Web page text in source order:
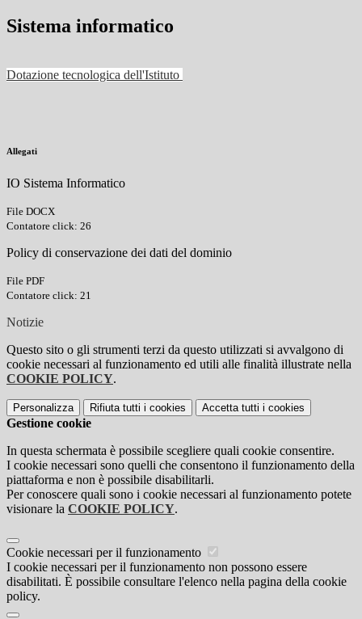
Sistema informatico
Dotazione tecnologica dell'Istituto
Allegati
IO Sistema Informatico
File DOCX
Contatore click: 26
Policy di conservazione dei dati del dominio
File PDF
Contatore click: 21
Notizie
Questo sito o gli strumenti terzi da questo utilizzati si avvalgono di
cookie necessari al funzionamento ed utili alle finalità illustrate nella
COOKIE POLICY.
Personalizza Rifiuta tutti i cookies Accetta tutti i cookies
Gestione cookie
In questa schermata è possibile scegliere quali cookie consentire.
I cookie necessari sono quelli che consentono il funzionamento della
piattaforma e non è possibile disabilitarli.
Per conoscere quali sono i cookie necessari al funzionamento potete
visionare la COOKIE POLICY.
Cookie necessari per il funzionamento
I cookie necessari per il funzionamento non possono essere
disabilitati. È possibile consultare l'elenco nella pagina della cookie
policy.